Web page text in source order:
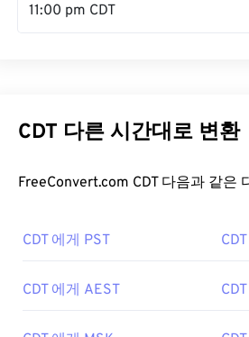
11:00 pm CDT
CDT 다른 시간대로 변환
FreeConvert.com CDT 다음과 같은
CDT 에게 PST
CDT 에게 AEST